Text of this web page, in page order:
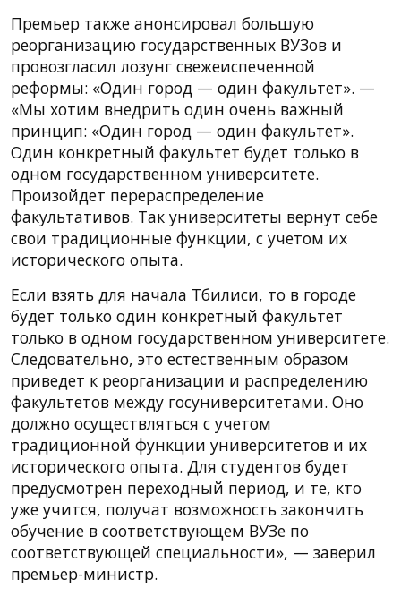
Премьер также анонсировал большую
реорганизацию государственных ВУЗов и
провозгласил лозунг свежеиспеченной
реформы: «Один город — один факультет». —
«Мы хотим внедрить один очень важный
принцип: «Один город — один факультет».
Один конкретный факультет будет только в
одном государственном университете.
Произойдет перераспределение
факультативов. Так университеты вернут себе
свои традиционные функции, с учетом их
исторического опыта.
Если взять для начала Тбилиси, то в городе
будет только один конкретный факультет
только в одном государственном университете.
Следовательно, это естественным образом
приведет к реорганизации и распределению
факультетов между госуниверситетами. Оно
должно осуществляться с учетом
традиционной функции университетов и их
исторического опыта. Для студентов будет
предусмотрен переходный период, и те, кто
уже учится, получат возможность закончить
обучение в соответствующем ВУЗе по
соответствующей специальности», — заверил
премьер-министр.